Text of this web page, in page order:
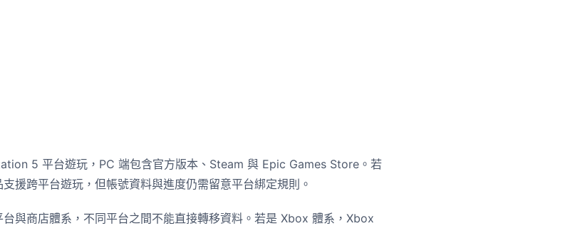
5 平台遊玩，PC 端包含官方版本、Steam 與 Epic Games Store。若
援跨平台遊玩，但帳號資料與進度仍需留意平台綁定規則。
與商店體系，不同平台之間不能直接轉移資料。若是 Xbox 體系，Xbox